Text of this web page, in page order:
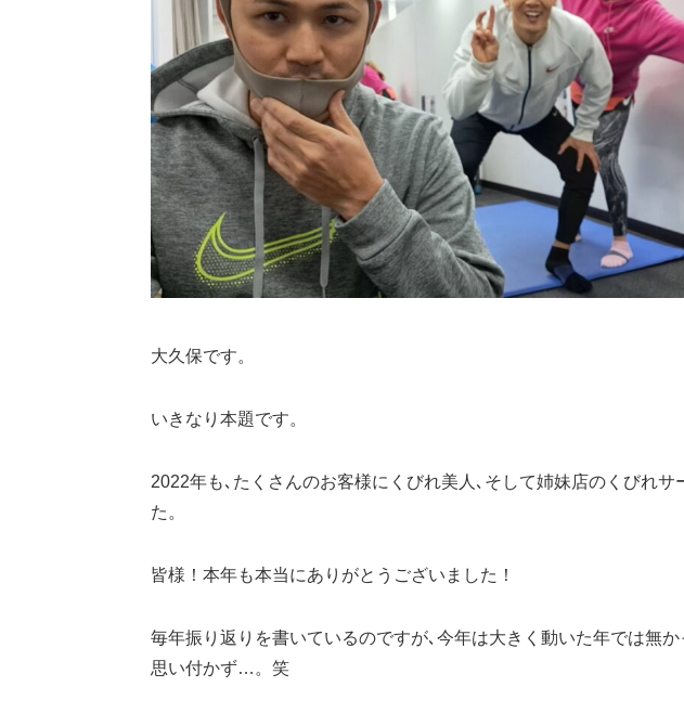
大久保です。
いきなり本題です。
2022年も､たくさんのお客様にくびれ美人､そして姉妹店のくびれサ
た。
皆様！本年も本当にありがとうございました！
毎年振り返りを書いているのですが､今年は大きく動いた年では無
思い付かず…。笑